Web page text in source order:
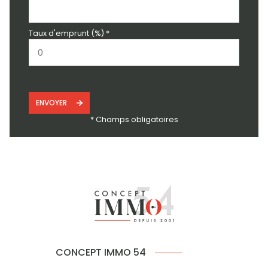
Taux d'emprunt (%) *
ENVOYER
* Champs obligatoires
CONCEPT IMMO 54